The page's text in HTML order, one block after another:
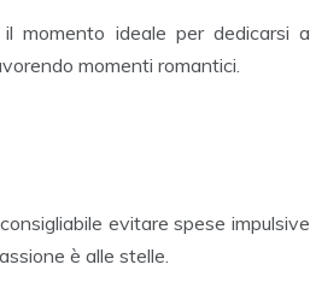
momento ideale per dedicarsi a
momenti romantici.
evitare spese impulsive
è alle stelle.